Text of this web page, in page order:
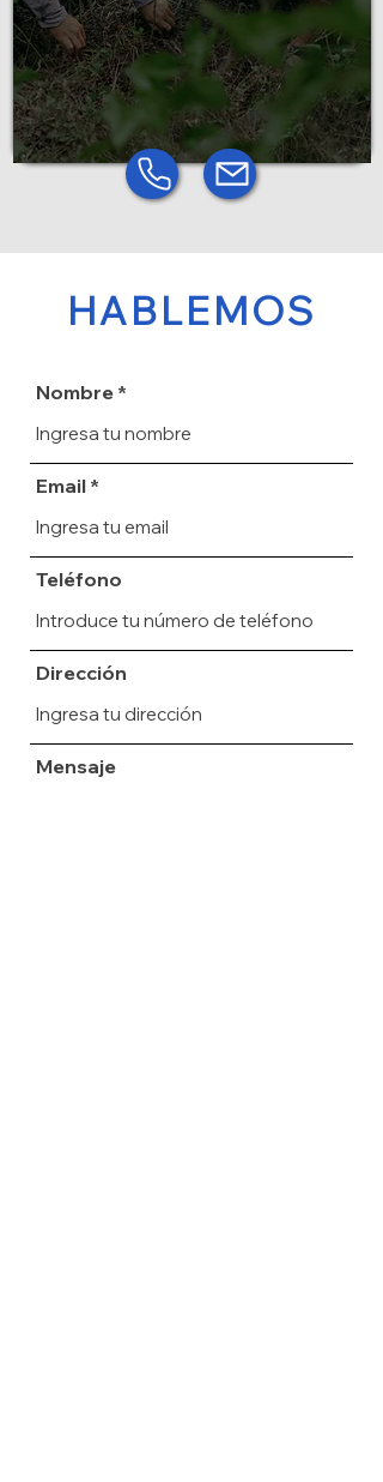
HABLEMOS
Nombre
Email
Teléfono
Dirección
Mensaje